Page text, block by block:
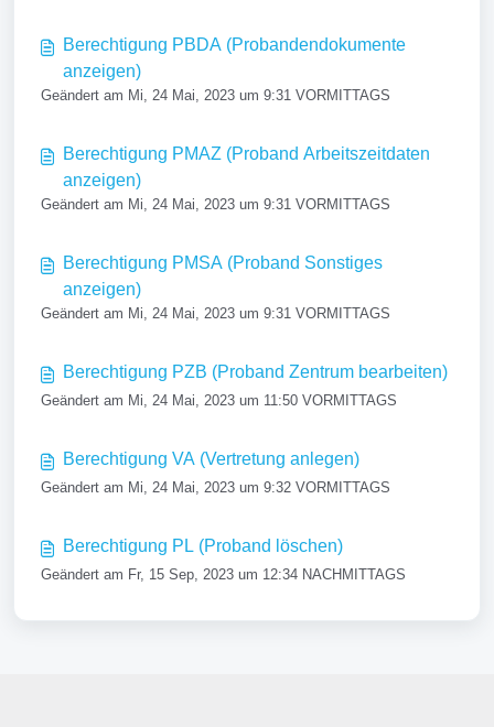
Berechtigung PBDA (Probandendokumente
anzeigen)
Geändert am Mi, 24 Mai, 2023 um 9:31 VORMITTAGS
Berechtigung PMAZ (Proband Arbeitszeitdaten
anzeigen)
Geändert am Mi, 24 Mai, 2023 um 9:31 VORMITTAGS
Berechtigung PMSA (Proband Sonstiges
anzeigen)
Geändert am Mi, 24 Mai, 2023 um 9:31 VORMITTAGS
Berechtigung PZB (Proband Zentrum bearbeiten)
Geändert am Mi, 24 Mai, 2023 um 11:50 VORMITTAGS
Berechtigung VA (Vertretung anlegen)
Geändert am Mi, 24 Mai, 2023 um 9:32 VORMITTAGS
Berechtigung PL (Proband löschen)
Geändert am Fr, 15 Sep, 2023 um 12:34 NACHMITTAGS